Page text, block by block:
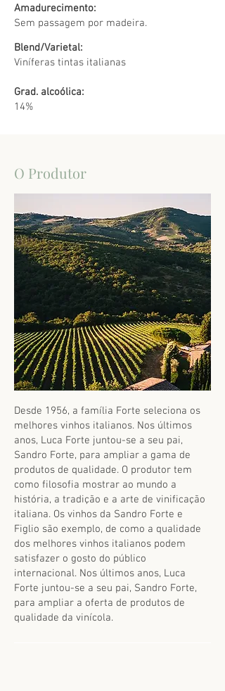
Amadurecimento:
Sem passagem por madeira.
Blend/Varietal:
Viníferas tintas italianas
Grad. alcoólica:
14%
O Produtor
Desde 1956, a família Forte seleciona os
melhores vinhos italianos. Nos últimos
anos, Luca Forte juntou-se a seu pai,
Sandro Forte, para ampliar a gama de
produtos de qualidade. O produtor tem
como filosofia mostrar ao mundo a
história, a tradição e a arte de vinificação
italiana. Os vinhos da Sandro Forte e
Figlio são exemplo, de como a qualidade
dos melhores vinhos italianos podem
satisfazer o gosto do público
internacional. Nos últimos anos, Luca
Forte juntou-se a seu pai, Sandro Forte,
para ampliar a oferta de produtos de
qualidade da vinícola.